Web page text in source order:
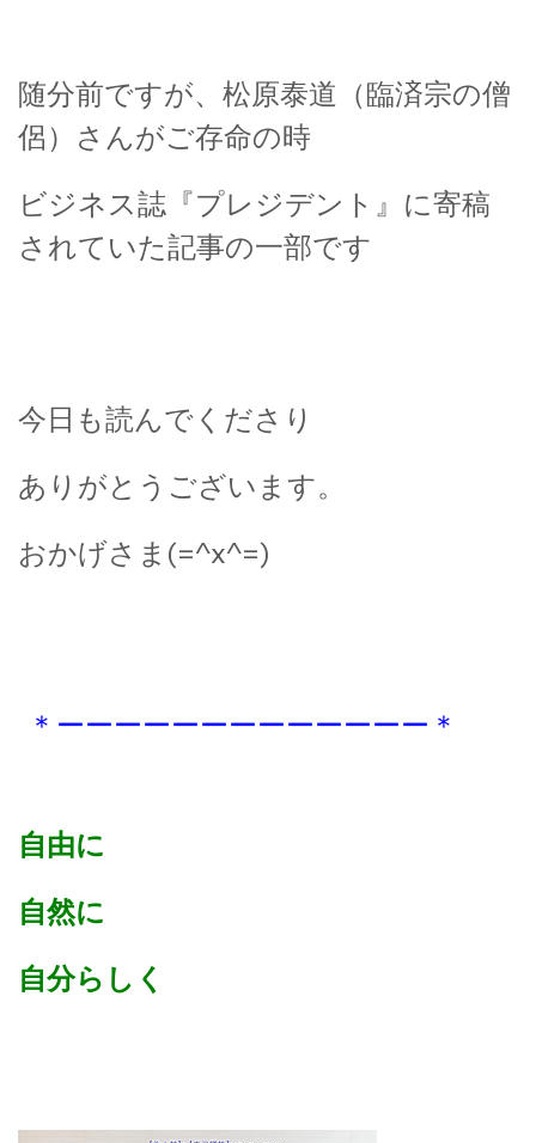
随分前ですが、松原泰道（臨済宗の僧
侶）さんがご存命の時
ビジネス誌『プレジデント』に寄稿
されていた記事の一部です
今日も読んでくださり
ありがとうございます。
おかげさま(=^x^=)
＊ーーーーーーーーーーーーー＊
自由に
自然に
自分らしく